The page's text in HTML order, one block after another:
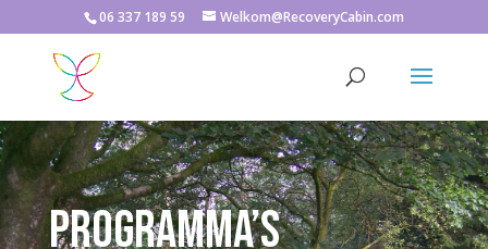
06 337 189 59 Welkom@RecoveryCabin.com
PROGRAMMA’S